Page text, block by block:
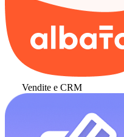
Vendite e CRM